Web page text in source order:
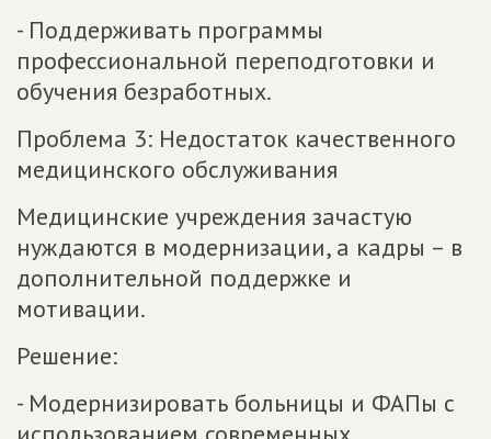
- Поддерживать программы
профессиональной переподготовки и
обучения безработных.
Проблема 3: Недостаток качественного
медицинского обслуживания
Медицинские учреждения зачастую
нуждаются в модернизации, а кадры – в
дополнительной поддержке и
мотивации.
Решение:
- Модернизировать больницы и ФАПы с